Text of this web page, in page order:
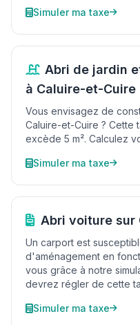
Simuler ma taxe
Abri de jardin
à Caluire-et-Cuire
Vous envisagez de
Caluire-et-Cuire ? Cette
excède 5 m². Calculez
Simuler ma taxe
Abri voiture sur
Un carport est
d'aménagement en
vous grâce à notre
devrez régler de cette
Simuler ma taxe